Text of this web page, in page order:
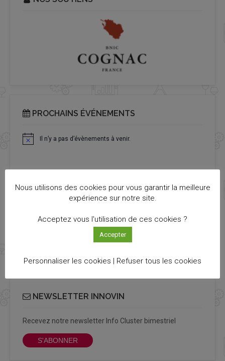
PROCHAINS ÉVÉNEMENTS
Notice Il n’y a pas d’évènements à venir.
TOUTES LES ACTUALITÉS
Découvrez toutes les actualités qui vous ont échappé !
NEWSLETTER INNOVIN
Recevez notre newsletter Info Cluster bimestriel
S'ABONNER
Nous utilisons des cookies pour vous garantir la meilleure
expérience sur notre site.
Acceptez vous l'utilisation de ces cookies ?
Accepter
Personnaliser les cookies | Refuser tous les cookies